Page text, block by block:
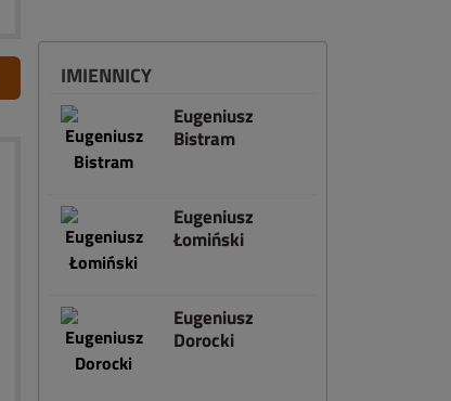
IMIENNICY
Eugeniusz
Bistram
Eugeniusz
Łomiński
Eugeniusz
Dorocki